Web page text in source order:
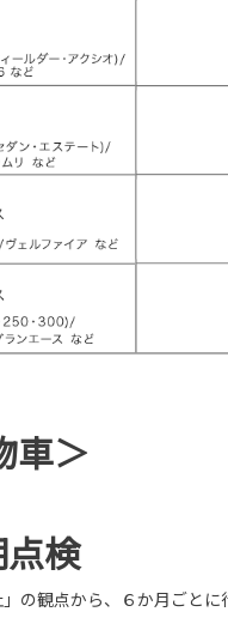
車＞
検
の観点から、６か月ごと